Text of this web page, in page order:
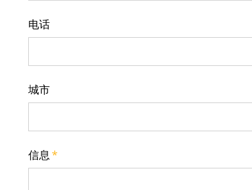
电话
城市
信息*